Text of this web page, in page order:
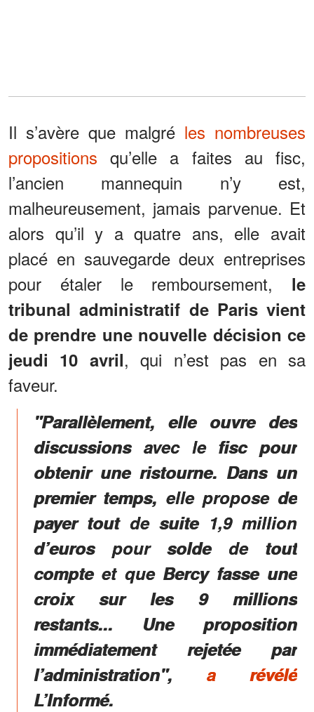
Il s’avère que malgré les nombreuses
propositions qu’elle a faites au fisc,
l’ancien mannequin n’y est,
malheureusement, jamais parvenue. Et
alors qu’il y a quatre ans, elle avait
placé en sauvegarde deux entreprises
pour étaler le remboursement, le
tribunal administratif de Paris vient
de prendre une nouvelle décision ce
jeudi 10 avril, qui n’est pas en sa
faveur.
"Parallèlement, elle ouvre des
discussions avec le fisc pour
obtenir une ristourne. Dans un
premier temps, elle propose de
payer tout de suite 1,9 million
d’euros pour solde de tout
compte et que Bercy fasse une
croix sur les 9 millions
restants... Une proposition
immédiatement rejetée par
l’administration", a révélé
L’Informé.